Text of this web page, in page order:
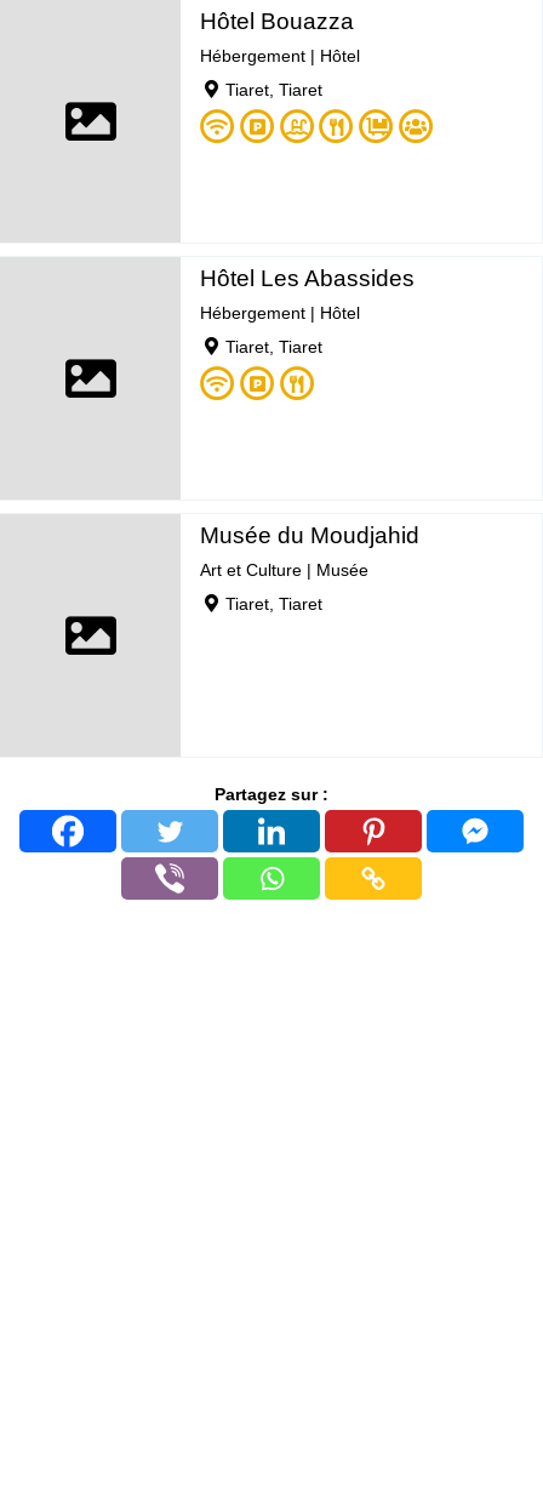
Hôtel Bouazza
Hébergement | Hôtel
Tiaret, Tiaret
Hôtel Les Abassides
Hébergement | Hôtel
Tiaret, Tiaret
Musée du Moudjahid
Art et Culture | Musée
Tiaret, Tiaret
Partagez sur :